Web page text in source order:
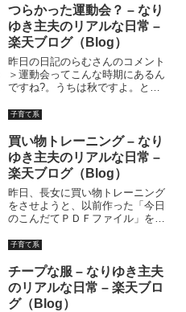
つらかった運動会？ – なり
ゆき主夫のリアルな日常 –
楽天ブログ（Blog）
昨日の日記のらむさんのコメント
＞運動会ってこんな時期にあるん
ですね?。うちは秋ですよ。とい
ね?」なんてのん気なコメント書
て気づいた。今日は学校の創立記
念日。学校は休みだ。なんで運動
会...
子育て系
買い物トレーニング – なり
ゆき主夫のリアルな日常 –
楽天ブログ（Blog）
昨日、長女に買い物トレーニング
をさせようと、以前作った「今日
のこんだてＰＤＦファイル」を実
ずは今日のこんだてを考え、材料
スーパーのチラシなどを参考に、
値段を算出。そしてお買い物を
す...
子育て系
チープな服 – なりゆき主夫
のリアルな日常 – 楽天ブロ
グ（Blog）